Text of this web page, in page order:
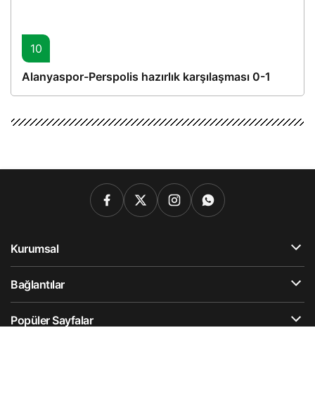
10
Alanyaspor-Perspolis hazırlık karşılaşması 0-1
Kurumsal
Bağlantılar
Popüler Sayfalar